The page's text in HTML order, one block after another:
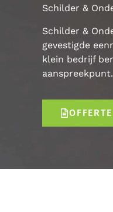
Schilder &
Schilder &
gevestigde
klein bedrijf
aanspreekpunt.